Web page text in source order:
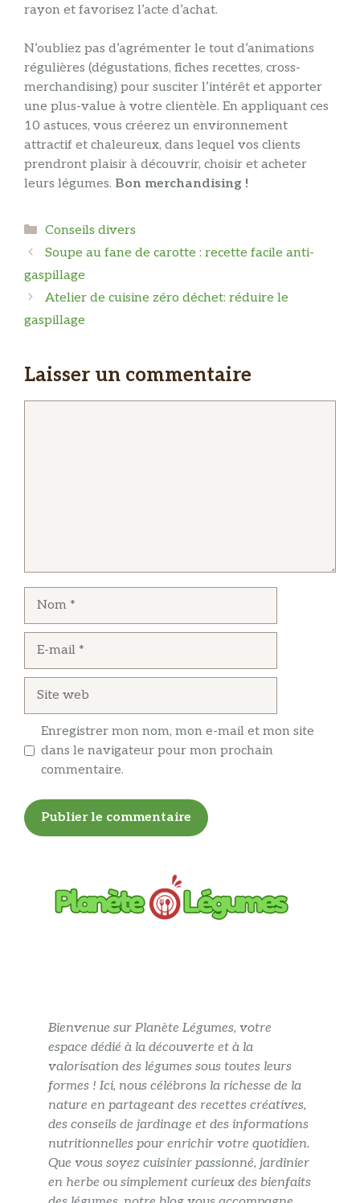
rayon et favorisez l’acte d’achat.
N’oubliez pas d’agrémenter le tout d’animations
régulières (dégustations, fiches recettes, cross-
merchandising) pour susciter l’intérêt et apporter
une plus-value à votre clientèle. En appliquant ces
10 astuces, vous créerez un environnement
attractif et chaleureux, dans lequel vos clients
prendront plaisir à découvrir, choisir et acheter
leurs légumes. Bon merchandising !
Catégories
Conseils divers
Soupe au fane de carotte : recette facile anti-
gaspillage
Atelier de cuisine zéro déchet: réduire le
gaspillage
Laisser un commentaire
Enregistrer mon nom, mon e-mail et mon site
dans le navigateur pour mon prochain
commentaire.
Bienvenue sur Planète Légumes, votre
espace dédié à la découverte et à la
valorisation des légumes sous toutes leurs
formes ! Ici, nous célébrons la richesse de la
nature en partageant des recettes créatives,
des conseils de jardinage et des informations
nutritionnelles pour enrichir votre quotidien.
Que vous soyez cuisinier passionné, jardinier
en herbe ou simplement curieux des bienfaits